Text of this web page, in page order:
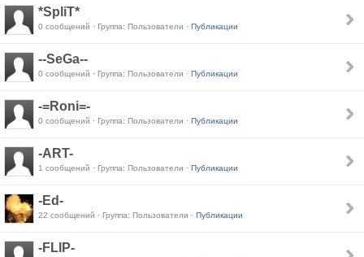
*SpliT*
0 сообщений · Группа: Пользователи · Публикации
--SeGa--
0 сообщений · Группа: Пользователи · Публикации
-=Roni=-
0 сообщений · Группа: Пользователи · Публикации
-ART-
1 сообщений · Группа: Пользователи · Публикации
-Ed-
22 сообщений · Группа: Пользователи · Публикации
-FLIP-